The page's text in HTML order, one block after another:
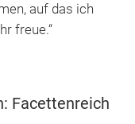
auf das ich
freue.“
Facettenreich